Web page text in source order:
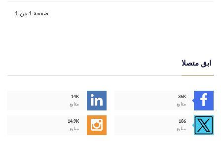
صفحة 1 من 1
ابق متصلا
14K
متابع
36K
متابع
14,9K
متابع
186
متابع